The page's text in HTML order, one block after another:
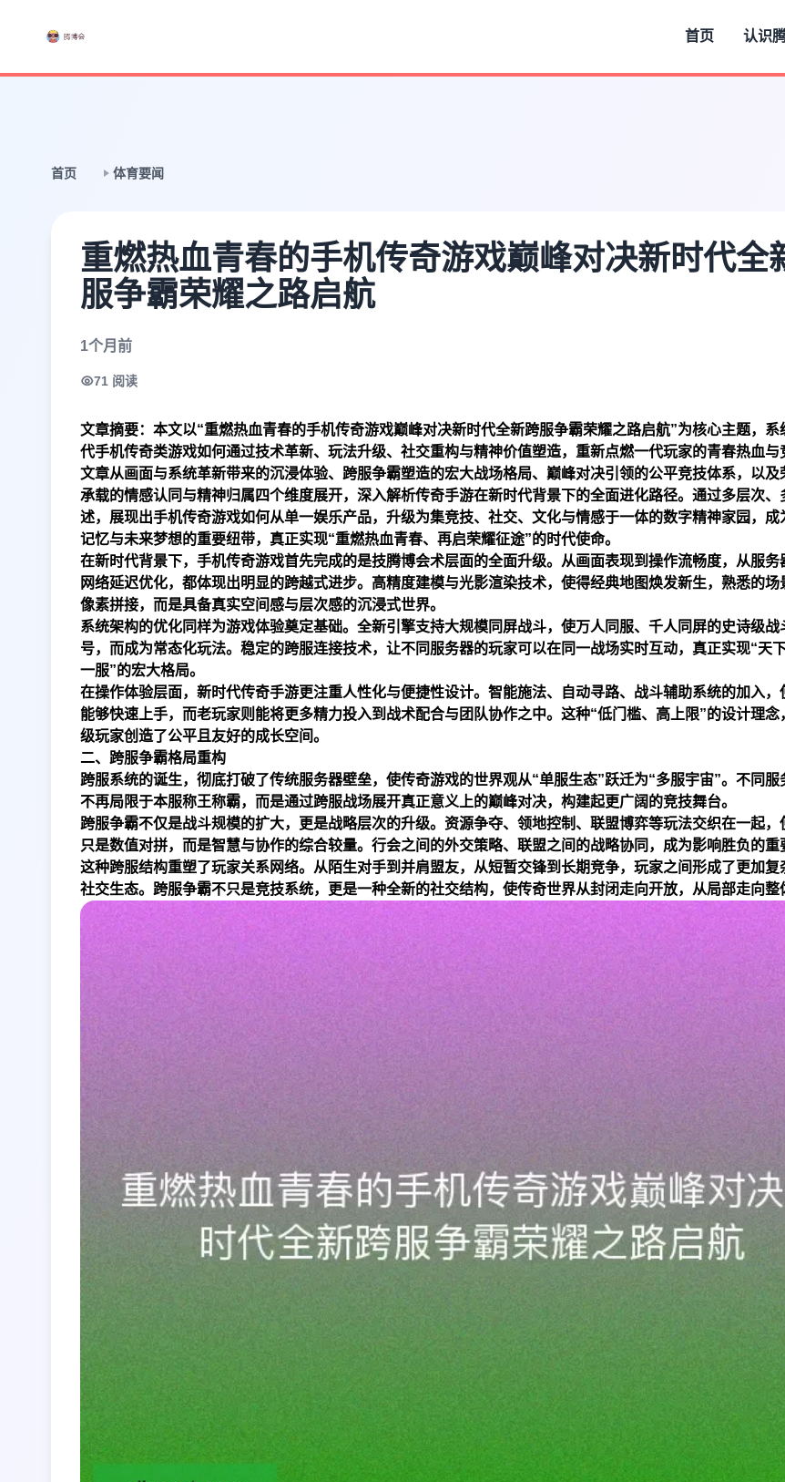
首页 认识
首页 体育要闻
重燃热血青春的手机传奇游戏巅峰对决新时代全
服争霸荣耀之路启航
1个月前
71 阅读
文章摘要：本文以“重燃热血青春的手机传奇游戏巅峰对决新时代全新跨服争霸荣耀之路启航”为核心主题，系
代手机传奇类游戏如何通过技术革新、玩法升级、社交重构与精神价值塑造，重新点燃一代玩家的青春热血与
文章从画面与系统革新带来的沉浸体验、跨服争霸塑造的宏大战场格局、巅峰对决引领的公平竞技体系，以及
承载的情感认同与精神归属四个维度展开，深入解析传奇手游在新时代背景下的全面进化路径。通过多层次、
述，展现出手机传奇游戏如何从单一娱乐产品，升级为集竞技、社交、文化与情感于一体的数字精神家园，成
记忆与未来梦想的重要纽带，真正实现“重燃热血青春、再启荣耀征途”的时代使命。
在新时代背景下，手机传奇游戏首先完成的是技腾博会术层面的全面升级。从画面表现到操作流畅度，从服务
网络延迟优化，都体现出明显的跨越式进步。高精度建模与光影渲染技术，使得经典地图焕发新生，熟悉的场
像素拼接，而是具备真实空间感与层次感的沉浸式世界。
系统架构的优化同样为游戏体验奠定基础。全新引擎支持大规模同屏战斗，使万人同服、千人同屏的史诗级战
号，而成为常态化玩法。稳定的跨服连接技术，让不同服务器的玩家可以在同一战场实时互动，真正实现“天
一服”的宏大格局。
在操作体验层面，新时代传奇手游更注重人性化与便捷性设计。智能施法、自动寻路、战斗辅助系统的加入，
能够快速上手，而老玩家则能将更多精力投入到战术配合与团队协作之中。这种“低门槛、高上限”的设计理念
级玩家创造了公平且友好的成长空间。
二、跨服争霸格局重构
跨服系统的诞生，彻底打破了传统服务器壁垒，使传奇游戏的世界观从“单服生态”跃迁为“多服宇宙”。不同服
不再局限于本服称王称霸，而是通过跨服战场展开真正意义上的巅峰对决，构建起更广阔的竞技舞台。
跨服争霸不仅是战斗规模的扩大，更是战略层次的升级。资源争夺、领地控制、联盟博弈等玩法交织在一起，
只是数值对拼，而是智慧与协作的综合较量。行会之间的外交策略、联盟之间的战略协同，成为影响胜负的重
这种跨服结构重塑了玩家关系网络。从陌生对手到并肩盟友，从短暂交锋到长期竞争，玩家之间形成了更加复
社交生态。跨服争霸不只是竞技系统，更是一种全新的社交结构，使传奇世界从封闭走向开放，从局部走向整